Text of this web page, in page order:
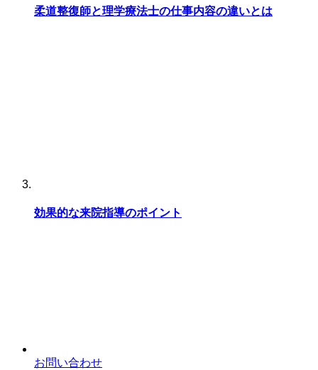
柔道整復師と理学療法士の仕事内容の違いとは
効果的な来院指導のポイント
お問い合わせ